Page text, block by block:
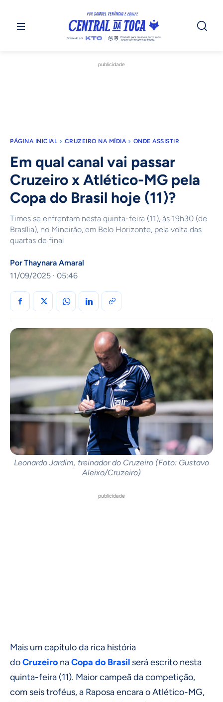
publicidade
PÁGINA INICIAL CRUZEIRO NA MÍDIA ONDE ASSISTIR
Em qual canal vai passar
Cruzeiro x Atlético-MG pela
Copa do Brasil hoje (11)?
Times se enfrentam nesta quinta-feira (11), às 19h30 (de
Brasília), no Mineirão, em Belo Horizonte, pela volta das
quartas de final
PorThaynara Amaral
11/09/2025 · 05:46
Leonardo Jardim, treinador do Cruzeiro (Foto: Gustavo
Aleixo/Cruzeiro)
publicidade
Mais um capítulo da rica história
doCruzeiro naCopa do Brasil será escrito nesta
quinta-feira (11). Maior campeã da competição,
com seis troféus, a Raposa encara o Atlético-MG,